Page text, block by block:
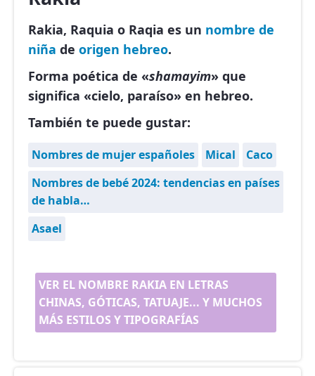
Rakia, Raquia o Raqia es un nombre de
niña de origen hebreo.
Forma poética de «shamayim» que
significa «cielo, paraíso» en hebreo.
También te puede gustar:
Nombres de mujer españoles Mical
Caco
Nombres de bebé 2024: tendencias en países
de habla…
Asael
VER EL NOMBRE RAKIA EN LETRAS
CHINAS, GÓTICAS, TATUAJE... Y MUCHOS
MÁS ESTILOS Y TIPOGRAFÍAS